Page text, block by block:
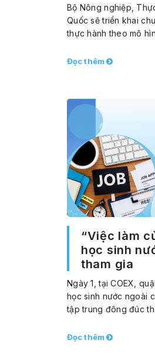
Bộ Nông nghiệp,
Quốc sẽ triển khai
thực hành theo mô
Đọc thêm
“Việc làm
học sinh
tham gia
Ngày 1, tại COEX,
học sinh nước ngoài
tập trung đông đúc
Đọc thêm